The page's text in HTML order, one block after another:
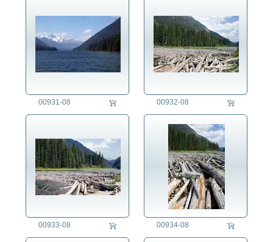
00931-08 00932-08
00933-08 00934-08